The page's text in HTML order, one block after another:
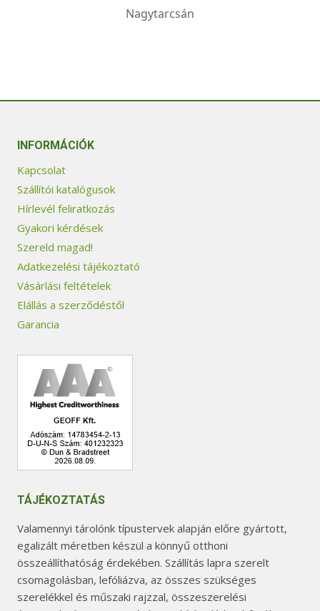
Nagytarcsán
INFORMÁCIÓK
Kapcsolat
Szállítói katalógusok
Hírlevél feliratkozás
Gyakori kérdések
Szereld magad!
Adatkezelési tájékoztató
Vásárlási feltételek
Elállás a szerződéstől
Garancia
TÁJÉKOZTATÁS
Valamennyi tárolónk típustervek alapján előre gyártott,
egalizált méretben készül a könnyű otthoni
összeállíthatóság érdekében. Szállítás lapra szerelt
csomagolásban, lefóliázva, az összes szükséges
szerelékkel és műszaki rajzzal, összeszerelési